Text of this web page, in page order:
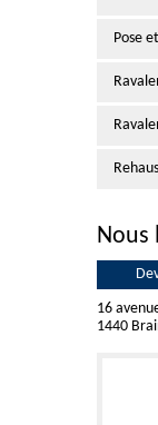
Pose
Nous
16
1440